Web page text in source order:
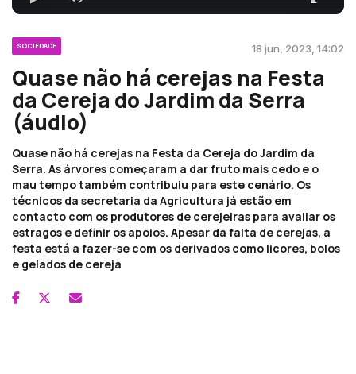
SOCIEDADE 18 jun, 2023, 14:02
Quase não há cerejas na Festa
da Cereja do Jardim da Serra
(áudio)
Quase não há cerejas na Festa da Cereja do Jardim da
Serra. As árvores começaram a dar fruto mais cedo e o
mau tempo também contribuiu para este cenário. Os
técnicos da secretaria da Agricultura já estão em
contacto com os produtores de cerejeiras para avaliar os
estragos e definir os apoios. Apesar da falta de cerejas, a
festa está a fazer-se com os derivados como licores, bolos
e gelados de cereja